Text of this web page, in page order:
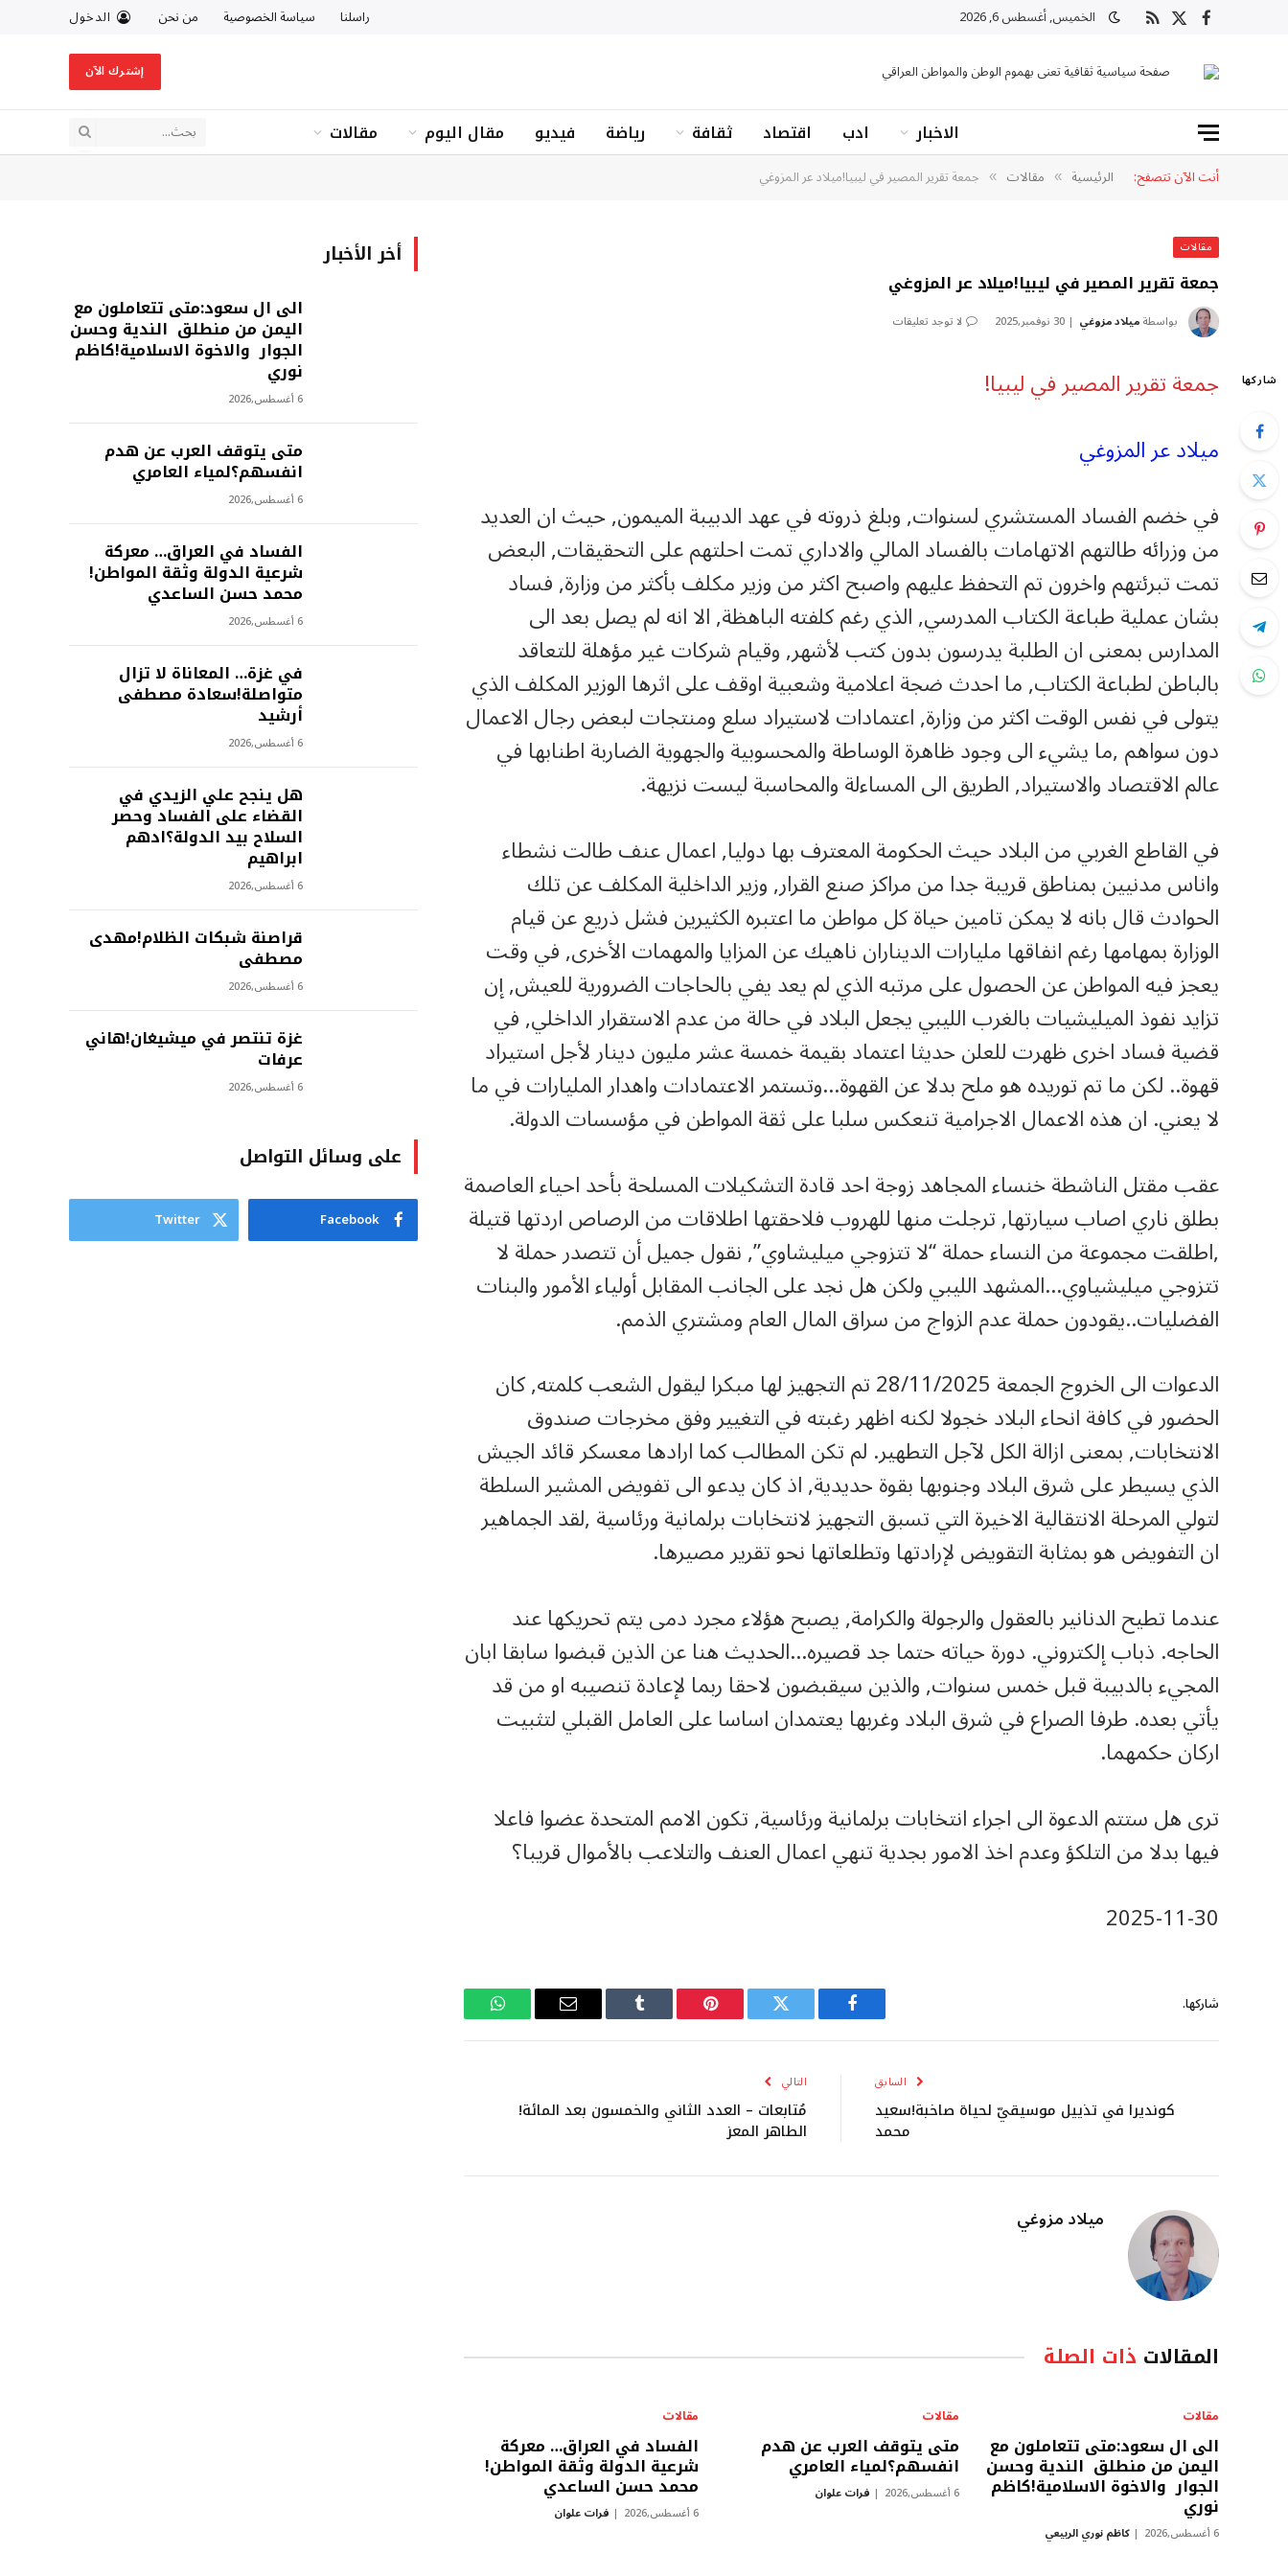
فيسبوك
X
RSS الخميس, أغسطس 6, 2026 راسلنا سياسة الخصوصية من نحن الدخول
صفحة سياسية ثقافية تعنى بهموم الوطن والمواطن العراقي إشترك الآن
الاخبار ادب اقتصاد ثقافة رياضة فيديو مقال اليوم مقالات
أنت الآن تتصفح: الرئيسية » مقالات » جمعة تقرير المصير في ليبيا!ميلاد عر المزوغي
مقالات
جمعة تقرير المصير في ليبيا!ميلاد عر المزوغي
بواسطةميلاد مزوغي 30 نوفمبر,2025 لا توجد تعليقات
شاركها
جمعة تقرير المصير في ليبيا!
ميلاد عر المزوغي
في خضم الفساد المستشري لسنوات, وبلغ ذروته في عهد الدبيبة الميمون, حيث ان العديد
من وزرائه طالتهم الاتهامات بالفساد المالي والاداري تمت احلتهم على التحقيقات, البعض
تمت تبرئتهم واخرون تم التحفظ عليهم واصبح اكثر من وزير مكلف بأكثر من وزارة, فساد
بشان عملية طباعة الكتاب المدرسي, الذي رغم كلفته الباهظة, الا انه لم يصل بعد الى
المدارس بمعنى ان الطلبة يدرسون بدون كتب لأشهر, وقيام شركات غير مؤهلة للتعاقد
بالباطن لطباعة الكتاب, ما احدث ضجة اعلامية وشعبية اوقف على اثرها الوزير المكلف الذي
يتولى في نفس الوقت اكثر من وزارة, اعتمادات لاستيراد سلع ومنتجات لبعض رجال الاعمال
دون سواهم ,ما يشيء الى وجود ظاهرة الوساطة والمحسوبية والجهوية الضاربة اطنابها في
عالم الاقتصاد والاستيراد, الطريق الى المساءلة والمحاسبة ليست نزيهة.
في القاطع الغربي من البلاد حيث الحكومة المعترف بها دوليا, اعمال عنف طالت نشطاء
واناس مدنيين بمناطق قريبة جدا من مراكز صنع القرار, وزير الداخلية المكلف عن تلك
الحوادث قال بانه لا يمكن تامين حياة كل مواطن ما اعتبره الكثيرين فشل ذريع عن قيام
الوزارة بمهامها رغم انفاقها مليارات الديناران ناهيك عن المزايا والمهمات الأخرى, في وقت
يعجز فيه المواطن عن الحصول على مرتبه الذي لم يعد يفي بالحاجات الضرورية للعيش, إن
تزايد نفوذ الميليشيات بالغرب الليبي يجعل البلاد في حالة من عدم الاستقرار الداخلي, في
قضية فساد اخرى ظهرت للعلن حديثا اعتماد بقيمة خمسة عشر مليون دينار لأجل استيراد
قهوة.. لكن ما تم توريده هو ملح بدلا عن القهوة…وتستمر الاعتمادات واهدار المليارات في ما
لا يعني. ان هذه الاعمال الاجرامية تنعكس سلبا على ثقة المواطن في مؤسسات الدولة.
عقب مقتل الناشطة خنساء المجاهد زوجة احد قادة التشكيلات المسلحة بأحد احياء العاصمة
بطلق ناري اصاب سيارتها, ترجلت منها للهروب فلاحقتها اطلاقات من الرصاص اردتها قتيلة
,اطلقت مجموعة من النساء حملة “لا تتزوجي ميليشاوي”, نقول جميل أن تتصدر حملة لا
تتزوجي ميليشياوي…المشهد الليبي ولكن هل نجد على الجانب المقابل أولياء الأمور والبنات
الفضليات..يقودون حملة عدم الزواج من سراق المال العام ومشتري الذمم.
الدعوات الى الخروج الجمعة 28/11/2025 تم التجهيز لها مبكرا ليقول الشعب كلمته, كان
الحضور في كافة انحاء البلاد خجولا لكنه اظهر رغبته في التغيير وفق مخرجات صندوق
الانتخابات, بمعنى ازالة الكل لآجل التطهير. لم تكن المطالب كما ارادها معسكر قائد الجيش
الذي يسيطر على شرق البلاد وجنوبها بقوة حديدية, اذ كان يدعو الى تفويض المشير السلطة
لتولي المرحلة الانتقالية الاخيرة التي تسبق التجهيز لانتخابات برلمانية ورئاسية ,لقد الجماهير
ان التفويض هو بمثابة التقويض لإرادتها وتطلعاتها نحو تقرير مصيرها.
عندما تطيح الدنانير بالعقول والرجولة والكرامة, يصبح هؤلاء مجرد دمى يتم تحريكها عند
الحاجه. ذباب إلكتروني. دورة حياته حتما جد قصيره…الحديث هنا عن الذين قبضوا سابقا ابان
المجيء بالدبيبة قبل خمس سنوات, والذين سيقبضون لاحقا ربما لإعادة تنصيبه او من قد
يأتي بعده. طرفا الصراع في شرق البلاد وغربها يعتمدان اساسا على العامل القبلي لتثبيت
اركان حكمهما.
ترى هل ستتم الدعوة الى اجراء انتخابات برلمانية ورئاسية, تكون الامم المتحدة عضوا فاعلا
فيها بدلا من التلكؤ وعدم اخذ الامور بجدية تنهي اعمال العنف والتلاعب بالأموال قريبا؟
‎2025-‎11-30
شاركها.
فيسبوك تويتر بينتيريستTumblr
البريد
واتساب
السابق
كونديرا في تذييل موسيقيّ لحياة صاخبة!سعيد
محمد
التالي
مُتابعات – العدد الثاني والخمسون بعد المائة!
الطاهر المعز
ميلاد مزوغي
المقالات ذات الصلة
مقالات
الى ال سعود:متى تتعاملون مع
اليمن من منطلق الندية وحسن
الجوار والاخوة الاسلامية!كاظم
نوري
6 أغسطس,2026 كاظم نوري الربيعي
مقالات
متى يتوقف العرب عن هدم
انفسهم؟لمياء العامري
6 أغسطس,2026 فرات علوان
مقالات
الفساد في العراق… معركة
شرعية الدولة وثقة المواطن!
محمد حسن الساعدي
6 أغسطس,2026 فرات علوان
أخر الأخبار
الى ال سعود:متى تتعاملون مع
اليمن من منطلق الندية وحسن
الجوار والاخوة الاسلامية!كاظم
نوري
6 أغسطس,2026
متى يتوقف العرب عن هدم
انفسهم؟لمياء العامري
6 أغسطس,2026
الفساد في العراق… معركة
شرعية الدولة وثقة المواطن!
محمد حسن الساعدي
6 أغسطس,2026
في غزة… المعاناة لا تزال
متواصلة!سعادة مصطفى
أرشيد
6 أغسطس,2026
هل ينجح علي الزيدي في
القضاء على الفساد وحصر
السلاح بيد الدولة؟ادهم
ابراهيم
6 أغسطس,2026
‫قراصنة شبكات الظلام!مهدى
مصطفى
6 أغسطس,2026
غزة تنتصر في ميشيغان!هاني
عرفات
6 أغسطس,2026
على وسائل التواصل
Facebook
Twitter